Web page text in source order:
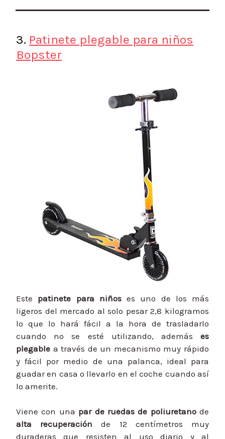
3. Patinete plegable para niños
Bopster
Este patinete para niñoses uno de los más
ligeros del mercado al solo pesar 2,8 kilogramos
lo que lo hará fácil a la hora de trasladarlo
cuando no se esté utilizando, además es
plegable a través de un mecanismo muy rápido
y fácil por medio de una palanca, ideal para
guadar en casa o llevarlo en el coche cuando así
lo amerite.
Viene con una par de ruedas de poliuretanode
alta recuperación de 12 centímetros muy
duraderas que resisten al uso diario y al